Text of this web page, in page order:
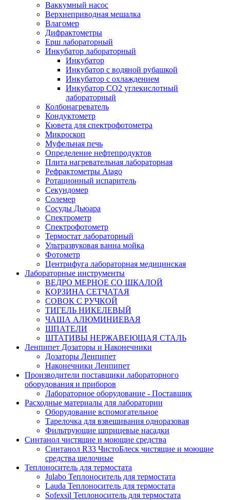
Ваккумный насос
Верхнеприводная мешалка
Влагомер
Дифрактометры
Ерш лабораторный
Инкубатор лабораторный
Инкубатор
Инкубатор с водяной рубашкой
Инкубатор с охлаждением
Инкубатор СО2 углекислотный
лабораторный
Колбонагреватель
Кондуктометр
Кювета для спектрофотометра
Микроскоп
Муфельная печь
Определение нефтепродуктов
Плита нагревательная лабораторная
Рефрактометры Atago
Ротационный испаритель
Секундомер
Солемер
Сосуды Дьюара
Спектрометр
Спектрофотометр
Термостат лабораторный
Ультразвуковая ванна мойка
Фотометр
Центрифуга лабораторная медицинская
Лабораторные инструменты
ВЕДРО МЕРНОЕ СО ШКАЛОЙ
КОРЗИНА СЕТЧАТАЯ
СОВОК С РУЧКОЙ
ТИГЕЛЬ НИКЕЛЕВЫЙ
ЧАША АЛЮМИНИЕВАЯ
ШПАТЕЛИ
ШТАТИВЫ НЕРЖАВЕЮЩАЯ СТАЛЬ
Ленпипет Дозаторы и Наконечники
Дозаторы Ленпипет
Наконечники Ленпипет
Производители поставщики лабораторного
оборудования и приборов
Лабораторное оборудование - Поставщик
Расходные материалы для лаборатории
Оборудование вспомогательное
Тарелочка для взвешивания одноразовая
Фильтрующие шприцевые насадки
Синтанол чистящие и моющие средства
Синтанол R33 ЧистоБлеск чистящие и моющие
средства щелочные
Теплоноситель для термостата
Julabo Теплоноситель для термостата
Lauda Теплоноситель для термостата
Sofexsil Теплоноситель для термостата